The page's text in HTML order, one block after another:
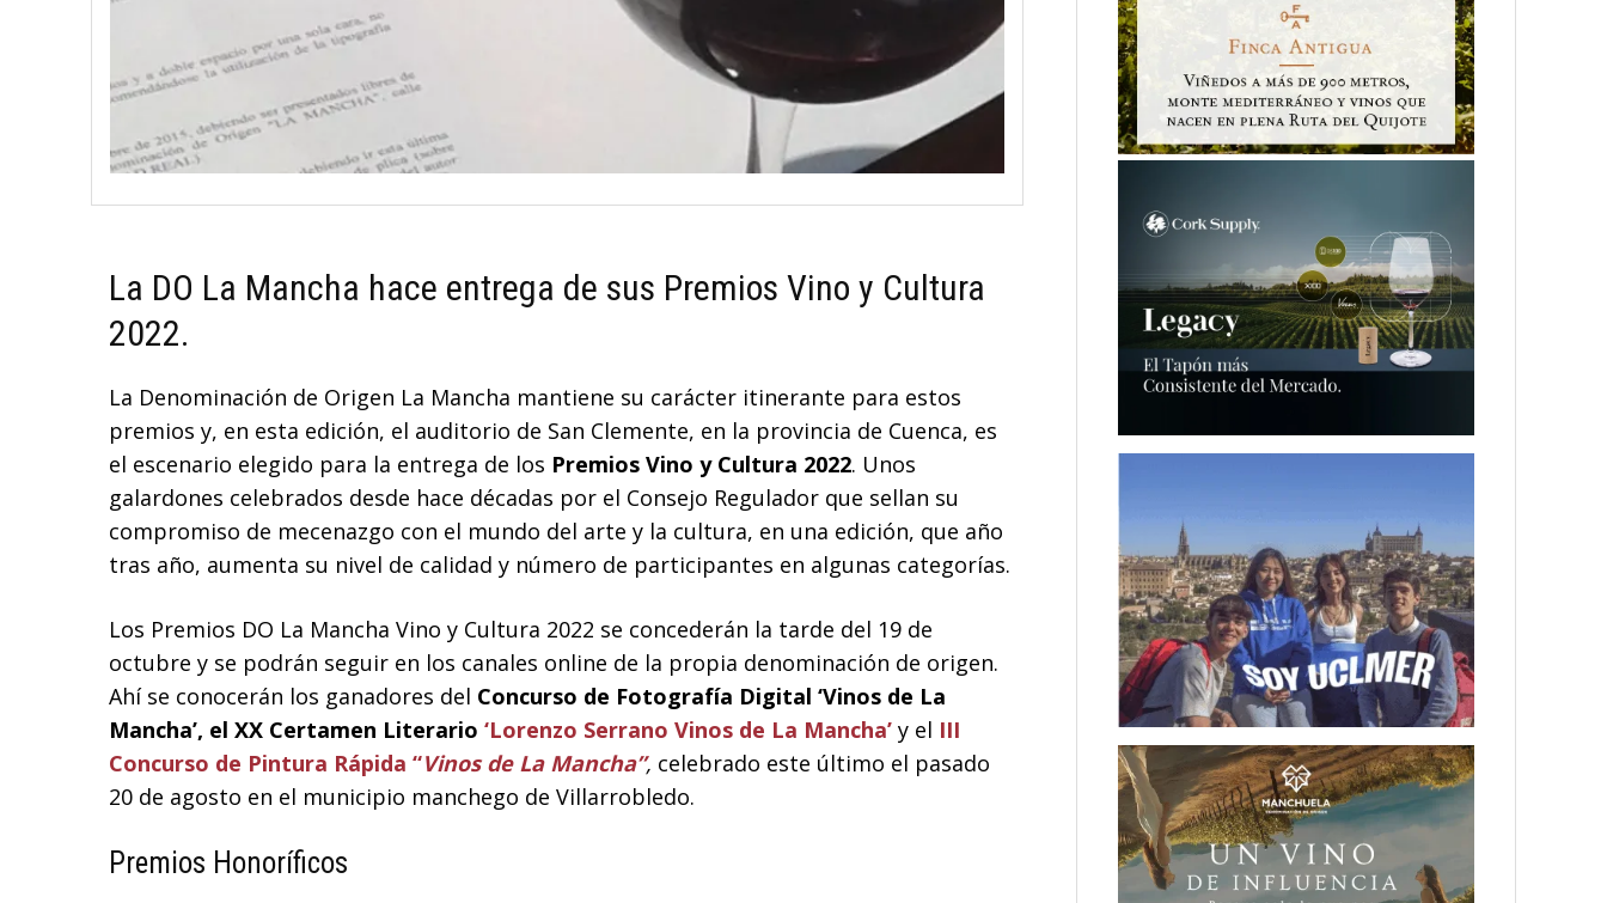
La DO La Mancha hace entrega de sus Premios Vino y Cultura
2022.
La Denominación de Origen La Mancha mantiene su carácter itinerante para estos
premios y, en esta edición, el auditorio de San Clemente, en la provincia de Cuenca, es
el escenario elegido para la entrega de los Premios Vino y Cultura 2022. Unos
galardones celebrados desde hace décadas por el Consejo Regulador que sellan su
compromiso de mecenazgo con el mundo del arte y la cultura, en una edición, que año
tras año, aumenta su nivel de calidad y número de participantes en algunas categorías.
Los Premios DO La Mancha Vino y Cultura 2022 se concederán la tarde del 19 de
octubre y se podrán seguir en los canales online de la propia denominación de origen.
Ahí se conocerán los ganadores del Concurso de Fotografía Digital ‘Vinos de La
Mancha’, el XX Certamen Literario ‘Lorenzo Serrano Vinos de La Mancha’ y el III
Concurso de Pintura Rápida “Vinos de La Mancha”, celebrado este último el pasado
20 de agosto en el municipio manchego de Villarrobledo.
Premios Honoríficos